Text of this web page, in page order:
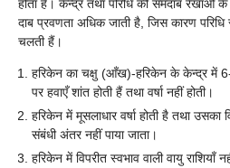
होता है। केन्द्र तथा परिधि की समदाब
दाब प्रवणता अधिक जाती है, जिस कारण
चलती हैं।
हरिकेन का चक्षु (आँख)-हरिकेन के केन्द्र में
पर हवाएँ शांत होती हैं तथा वर्षा नहीं होती।
हरिकेन में मूसलाधार वर्षा होती है तथा उसका
संबंधी अंतर नहीं पाया जाता।
हरिकेन में विपरीत स्वभाव वाली वायु राशियाँ